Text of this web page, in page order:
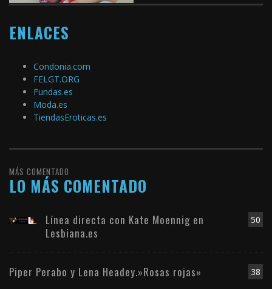
ENLACES
Condonia.com
FELGT.ORG
Fundas.es
Moda.es
TiendasEroticas.es
MÁS COMENTADO
LO MÁS COMENTADO
50
Línea directa con Kate Moennig en
Lesbiana.es
38
Piper Perabo y Lena Headey.»Rosas rojas»